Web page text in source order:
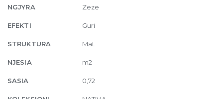
x
Edge
Rectified
NGJYRA Zeze
EFEKTI Guri
STRUKTURA Mat
NJESIA m2
SASIA 0,72